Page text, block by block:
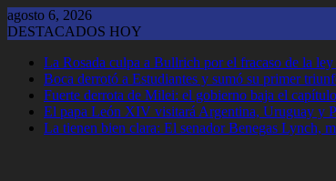
Saltar
al
agosto 6, 2026
DESTACADOS HOY
La Rosada culpa a Bullrich por el fracaso de la
Boca derrotó a Estudiantes y sumó su primer
Fuerte derrota de Milei: el gobierno baja el
El papa León XIV visitará Argentina, Uruguay y
La tienen bien clara: El senador Benegas Lynch,